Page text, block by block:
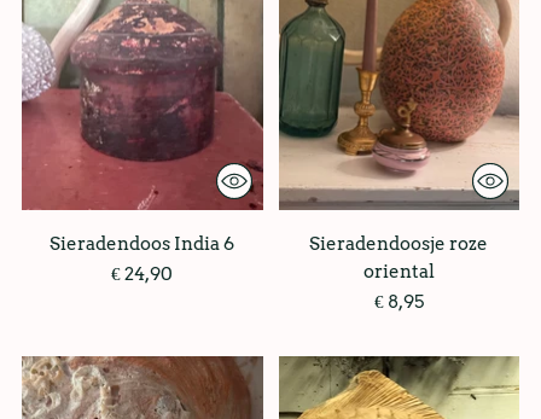
Sieradendoos India 6
€ 24,90
Sieradendoosje roze
oriental
€ 8,95